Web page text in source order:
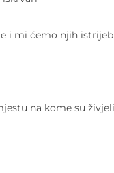
i mi ćemo njih
na kome su